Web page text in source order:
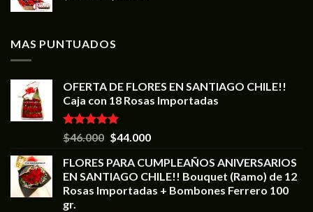
MAS PUNTUADOS
OFERTA DE FLORES EN SANTIAGO CHILE!!
Caja con 18 Rosas Importadas
Valorado en
5.00
$46.000 $44.000
FLORES PARA CUMPLEAÑOS ANIVERSARIOS
EN SANTIAGO CHILE!! Bouquet (Ramo) de 12
Rosas Importadas + Bombones Ferrero 100
gr.